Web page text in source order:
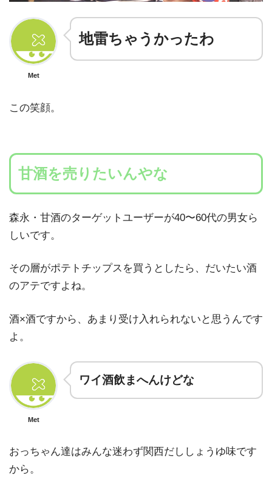
Met
地雷ちゃうかったわ
この笑顔。
甘酒を売りたいんやな
森永・甘酒のターゲットユーザーが40〜60代の男女ら
しいです。
その層がポテトチップスを買うとしたら、だいたい酒
のアテですよね。
酒×酒ですから、あまり受け入れられないと思うんです
よ。
Met
ワイ酒飲まへんけどな
おっちゃん達はみんな迷わず関西だししょうゆ味です
から。